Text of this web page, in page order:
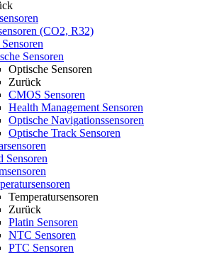
(CO2, R32)
Sensoren
Optische Sensoren
Zurück
CMOS Sensoren
Health Management Sensoren
Optische Navigationssensoren
Optische Track Sensoren
Sensoren
Temperatursensoren
Zurück
Platin Sensoren
NTC Sensoren
PTC Sensoren